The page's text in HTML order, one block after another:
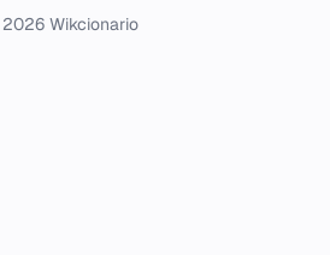
Wikcionario